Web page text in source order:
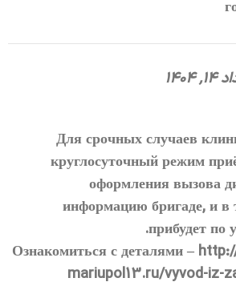
1404
Для срочных случаев
круглосуточный режим
оформления вызова
информацию бригаде, и в
прибудет по
Ознакомиться с деталями –
mariupol13.ru/vyvod-iz-